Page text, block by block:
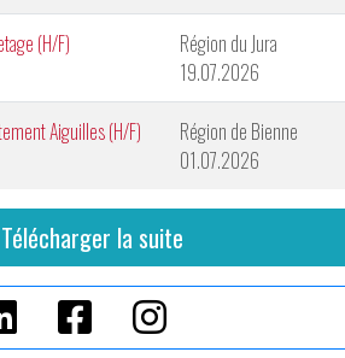
(H/F)
Région du Jura
19.07.2026
Aiguilles (H/F)
Région de Bienne
01.07.2026
Télécharger la suite